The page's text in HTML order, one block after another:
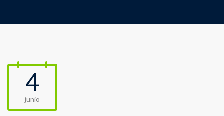
4
junio